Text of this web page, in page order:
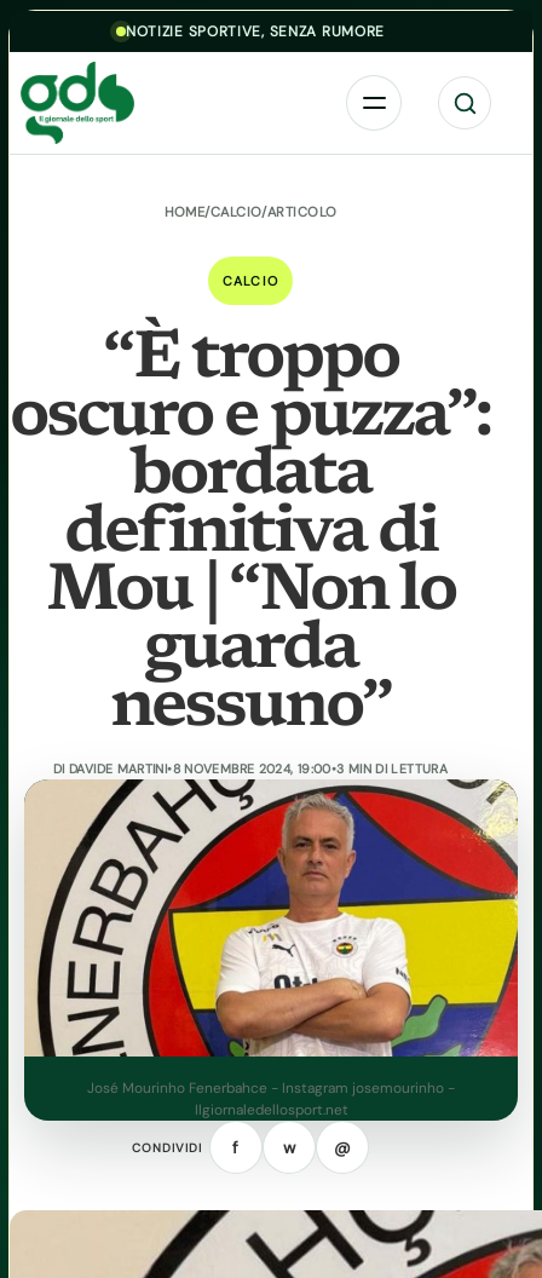
Skip to contentNOTIZIE SPORTIVE, SENZA RUMORE
Menu Cerca
HOME/CALCIO/ARTICOLO
CALCIO
“È troppo
oscuro e puzza”:
bordata
definitiva di
Mou | “Non lo
guarda
nessuno”
DIDAVIDE MARTINI•8 NOVEMBRE 2024, 19:00•3 MIN DI LETTURA
José Mourinho Fenerbahce - Instagram josemourinho -
Ilgiornaledellosport.net
CONDIVIDI f w @